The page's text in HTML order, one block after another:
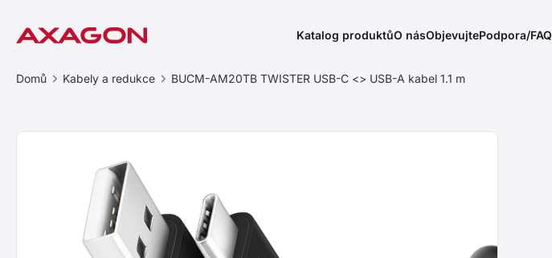
Katalog produktůO násObjevujtePodpora/FAQ
Domů Kabely a redukce BUCM-AM20TB TWISTER USB-C <> USB-A kabel 1.1 m